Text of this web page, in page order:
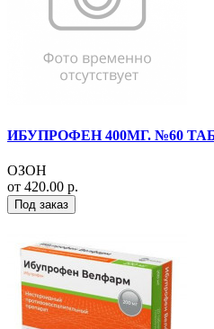
ИБУПРОФЕН 400МГ. №60
ОЗОН
от 420.00 р.
Под заказ